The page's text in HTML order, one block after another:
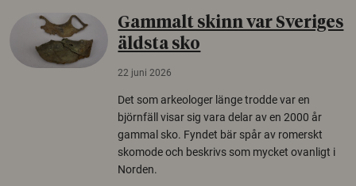
Gammalt skinn var Sveriges
äldsta sko
22 juni 2026
Det som arkeologer länge trodde var en
björnfäll visar sig vara delar av en 2000 år
gammal sko. Fyndet bär spår av romerskt
skomode och beskrivs som mycket ovanligt i
Norden.